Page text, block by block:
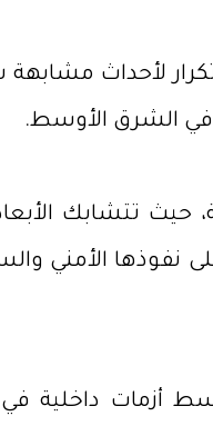
لأحداث
في الشرق الأوسط.
تتشابك
نفوذها الأمني
أزمات داخلية